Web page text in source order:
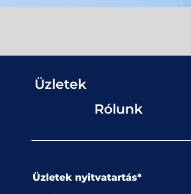
Üzletek
Rólunk
Üzletek nyitvatartás*